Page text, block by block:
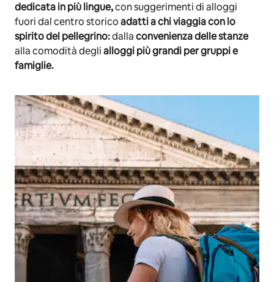
dedicata in più lingue,con suggerimenti di alloggi
fuori dal centro storicoadatti a chi viaggia con lo
spirito del pellegrino:dallaconvenienza delle stanze
alla comodità deglialloggi più grandi per gruppi e
famiglie.